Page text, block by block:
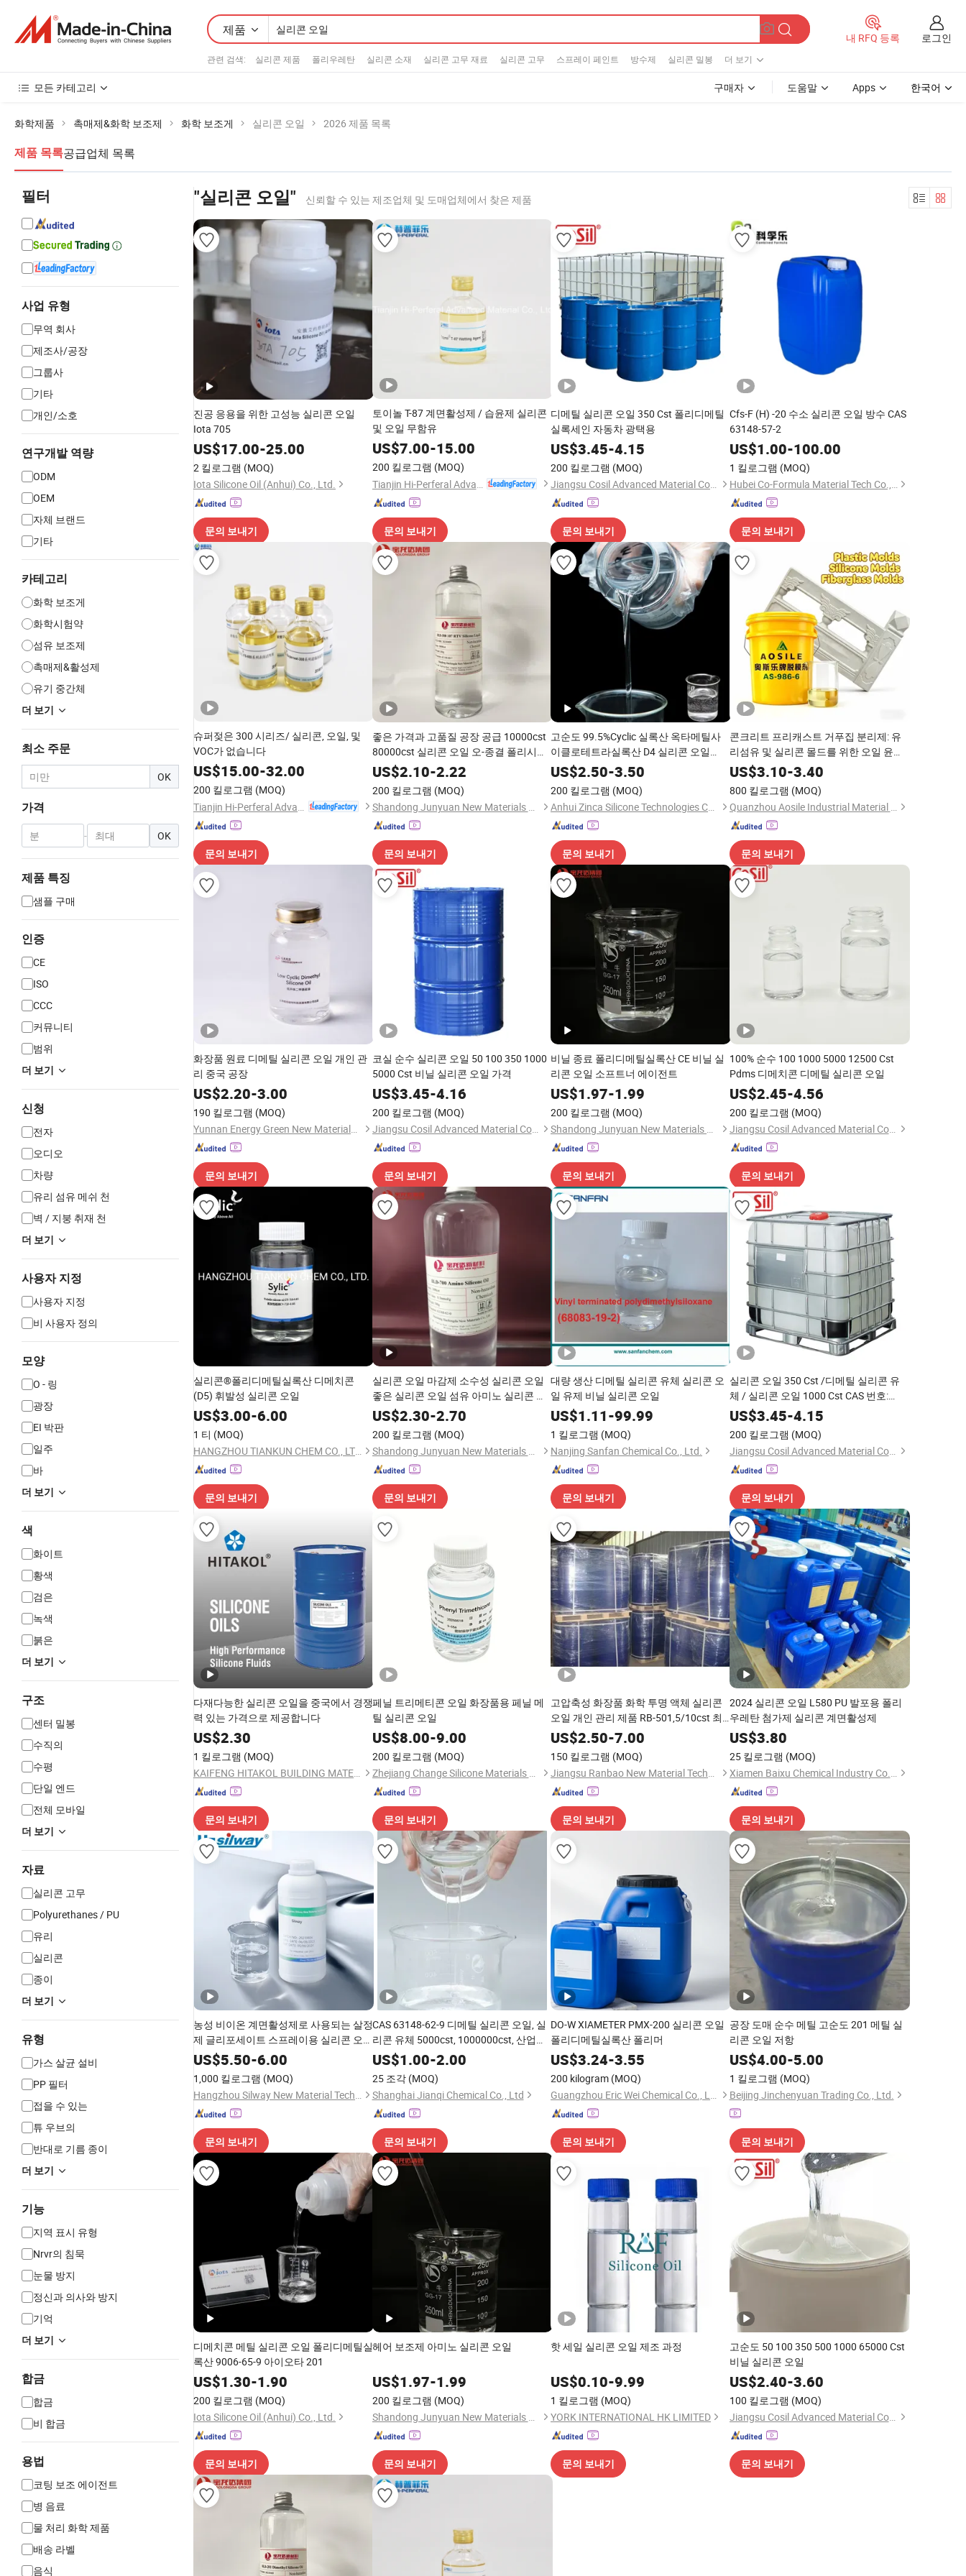
제품
관련 검색: 실리콘 제품 폴리우레탄 실리콘 소재 실리콘 고무 재료 실리콘 고무 스프레이 페인트 방수제 실리콘 밀봉 더 보기
내 RFQ 등록 로그인
모든 카테고리 구매자 도움말 Apps 한국어
화학제품 촉매제&화학 보조제 화학 보조게 실리콘 오일 2026 제품 목록
제품 목록공급업체 목록
필터
사업 유형
무역 회사
제조사/공장
그룹사
기타
개인/소호
연구개발 역량
ODM
OEM
자체 브랜드
기타
카테고리
화학 보조게
화학시험약
섬유 보조제
촉매제&활성제
유기 중간체
더 보기
최소 주문
OK
가격
- OK
제품 특징
샘플 구매
인증
CE
ISO
CCC
커뮤니티
범위
더 보기
신청
전자
오디오
차량
유리 섬유 메쉬 천
벽 / 지붕 취재 천
더 보기
사용자 지정
사용자 지정
비 사용자 정의
모양
O - 링
광장
EI 박판
일주
바
더 보기
색
화이트
황색
검은
녹색
붉은
더 보기
구조
센터 밀봉
수직의
수평
단일 엔드
전체 모바일
더 보기
자료
실리콘 고무
Polyurethanes / PU
유리
실리콘
종이
더 보기
유형
가스 살균 설비
PP 필터
접을 수 있는
튜 우브의
반대로 기름 종이
더 보기
기능
지역 표시 유형
Nrvr의 침묵
눈물 방지
정신과 의사와 방지
기억
더 보기
합금
합금
비 합금
용법
코팅 보조 에이전트
병 음료
물 처리 화학 제품
배송 라벨
음식
"실리콘 오일" 신뢰할 수 있는 제조업체 및 도매업체에서 찾은 제품
진공 응용을 위한 고성능 실리콘 오일
Iota 705
US$17.00-25.00
2 킬로그램 (MOQ)
Iota Silicone Oil (Anhui) Co., Ltd.
문의 보내기
토이놀 T-87 계면활성제 / 습윤제 실리콘
및 오일 무함유
US$7.00-15.00
200 킬로그램 (MOQ)
문의 보내기
디메틸 실리콘 오일 350 Cst 폴리디메틸
실록세인 자동차 광택용
US$3.45-4.15
200 킬로그램 (MOQ)
Jiangsu Cosil Advanced Material Co., Ltd.
문의 보내기
Cfs-F (H) -20 수소 실리콘 오일 방수 CAS
63148-57-2
US$1.00-100.00
1 킬로그램 (MOQ)
Hubei Co-Formula Material Tech Co., Ltd.
문의 보내기
슈퍼젖은 300 시리즈/ 실리콘, 오일, 및
VOC가 없습니다
US$15.00-32.00
200 킬로그램 (MOQ)
문의 보내기
좋은 가격과 고품질 공장 공급 10000cst
80000cst 실리콘 오일 오-종결 폴리시메
틸실록사 CAS 70131-67-8
US$2.10-2.22
200 킬로그램 (MOQ)
Shandong Junyuan New Materials Co., Ltd.
문의 보내기
고순도 99.5%Cyclic 실록산 옥타메틸사
이클로테트라실록산 D4 실리콘 오일
CAS 556-67-2
US$2.50-3.50
200 킬로그램 (MOQ)
Anhui Zinca Silicone Technologies Co., Ltd
문의 보내기
콘크리트 프리캐스트 거푸집 분리제: 유
리섬유 및 실리콘 몰드를 위한 오일 윤활
제
US$3.10-3.40
800 킬로그램 (MOQ)
Quanzhou Aosile Industrial Material Co., Ltd.
문의 보내기
화장품 원료 디메틸 실리콘 오일 개인 관
리 중국 공장
US$2.20-3.00
190 킬로그램 (MOQ)
Yunnan Energy Green New Materials Co., Ltd.
문의 보내기
코실 순수 실리콘 오일 50 100 350 1000
5000 Cst 비닐 실리콘 오일 가격
US$3.45-4.16
200 킬로그램 (MOQ)
Jiangsu Cosil Advanced Material Co., Ltd.
문의 보내기
비닐 종료 폴리디메틸실록산 CE 비닐 실
리콘 오일 소프트너 에이전트
US$1.97-1.99
200 킬로그램 (MOQ)
Shandong Junyuan New Materials Co., Ltd.
문의 보내기
100% 순수 100 1000 5000 12500 Cst
Pdms 디메치콘 디메틸 실리콘 오일
US$2.45-4.56
200 킬로그램 (MOQ)
Jiangsu Cosil Advanced Material Co., Ltd.
문의 보내기
실리콘®폴리디메틸실록산 디메치콘
(D5) 휘발성 실리콘 오일
US$3.00-6.00
1 티 (MOQ)
HANGZHOU TIANKUN CHEM CO., LTD.
문의 보내기
실리콘 오일 마감제 소수성 실리콘 오일
좋은 실리콘 오일 섬유 아미노 실리콘 오
일
US$2.30-2.70
200 킬로그램 (MOQ)
Shandong Junyuan New Materials Co., Ltd.
문의 보내기
대량 생산 디메틸 실리콘 유체 실리콘 오
일 유제 비닐 실리콘 오일
US$1.11-99.99
1 킬로그램 (MOQ)
Nanjing Sanfan Chemical Co., Ltd.
문의 보내기
실리콘 오일 350 Cst /디메틸 실리콘 유
체 / 실리콘 오일 1000 Cst CAS 번호:
63148-62-9
US$3.45-4.15
200 킬로그램 (MOQ)
Jiangsu Cosil Advanced Material Co., Ltd.
문의 보내기
다재다능한 실리콘 오일을 중국에서 경쟁
력 있는 가격으로 제공합니다
US$2.30
1 킬로그램 (MOQ)
KAIFENG HITAKOL BUILDING MATERIAL CO., LTD.
문의 보내기
페닐 트리메티콘 오일 화장품용 페닐 메
틸 실리콘 오일
US$8.00-9.00
200 킬로그램 (MOQ)
Zhejiang Change Silicone Materials Co., Ltd.
문의 보내기
고압축성 화장품 화학 투명 액체 실리콘
오일 개인 관리 제품 RB-501,5/10cst 최
저가
US$2.50-7.00
150 킬로그램 (MOQ)
Jiangsu Ranbao New Material Technology Co., Ltd.
문의 보내기
2024 실리콘 오일 L580 PU 발포용 폴리
우레탄 첨가제 실리콘 계면활성제
US$3.80
25 킬로그램 (MOQ)
Xiamen Baixu Chemical Industry Co., Ltd
문의 보내기
농성 비이온 계면활성제로 사용되는 살정
제 글리포세이트 스프레이용 실리콘 오일
Silway 247
US$5.50-6.00
1,000 킬로그램 (MOQ)
Hangzhou Silway New Material Technology Co., Ltd.
문의 보내기
CAS 63148-62-9 디메틸 실리콘 오일, 실
리콘 유체 5000cst, 1000000cst, 산업용
폴리디메틸실록산,
US$1.00-2.00
25 조각 (MOQ)
Shanghai Jianqi Chemical Co., Ltd
문의 보내기
DO-W XIAMETER PMX-200 실리콘 오일
폴리디메틸실록산 폴리머
US$3.24-3.55
200 kilogram (MOQ)
Guangzhou Eric Wei Chemical Co., Ltd.
문의 보내기
공장 도매 순수 메틸 고순도 201 메틸 실
리콘 오일 저항
US$4.00-5.00
1 킬로그램 (MOQ)
Beijing Jinchenyuan Trading Co., Ltd.
문의 보내기
디메치콘 메틸 실리콘 오일 폴리디메틸실
록산 9006-65-9 아이오타 201
US$1.30-1.90
200 킬로그램 (MOQ)
Iota Silicone Oil (Anhui) Co., Ltd.
문의 보내기
헤어 보조제 아미노 실리콘 오일
US$1.97-1.99
200 킬로그램 (MOQ)
Shandong Junyuan New Materials Co., Ltd.
문의 보내기
핫 세일 실리콘 오일 제조 과정
US$0.10-9.99
1 킬로그램 (MOQ)
YORK INTERNATIONAL HK LIMITED
문의 보내기
고순도 50 100 350 500 1000 65000 Cst
비닐 실리콘 오일
US$2.40-3.60
100 킬로그램 (MOQ)
Jiangsu Cosil Advanced Material Co., Ltd.
문의 보내기